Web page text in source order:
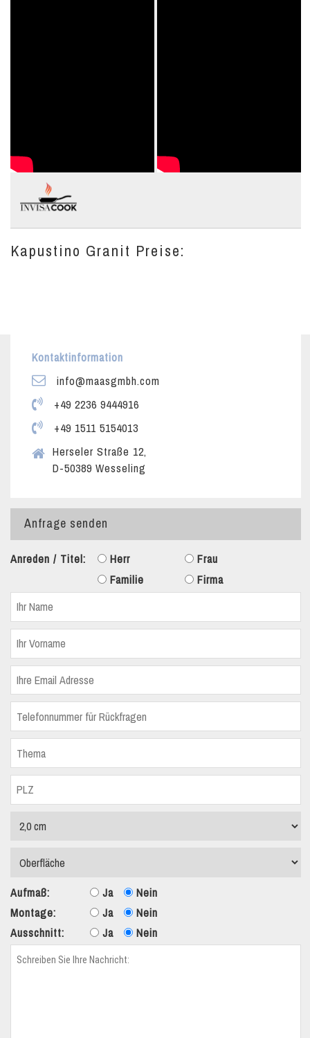
Kapustino Granit Preise:
Kontaktinformation
info@maasgmbh.com
+49 2236 9444916
+49 1511 5154013
Herseler Straße 12,
D-50389 Wesseling
Anfrage senden
Anreden / Titel: Herr
Frau
Familie
Firma
Aufmaß: Ja
Nein
Montage:
Ja
Nein
Ausschnitt:
Ja Nein